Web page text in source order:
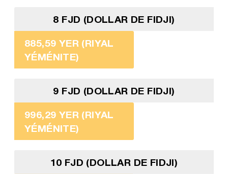
8 FJD (DOLLAR DE FIDJI)
885,59 YER (RIYAL
YÉMÉNITE)
9 FJD (DOLLAR DE FIDJI)
996,29 YER (RIYAL
YÉMÉNITE)
10 FJD (DOLLAR DE FIDJI)